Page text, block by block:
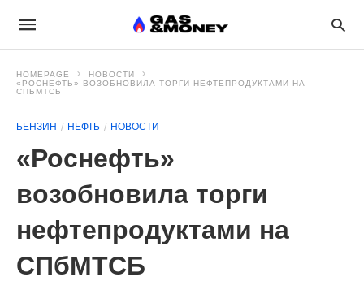
HOMEPAGE
НОВОСТИ
«РОСНЕФТЬ» ВОЗОБНОВИЛА ТОРГИ НЕФТЕПРОДУКТАМИ НА
СПБМТСБ
БЕНЗИН НЕФТЬ НОВОСТИ
«Роснефть»
возобновила торги
нефтепродуктами на
СПбМТСБ